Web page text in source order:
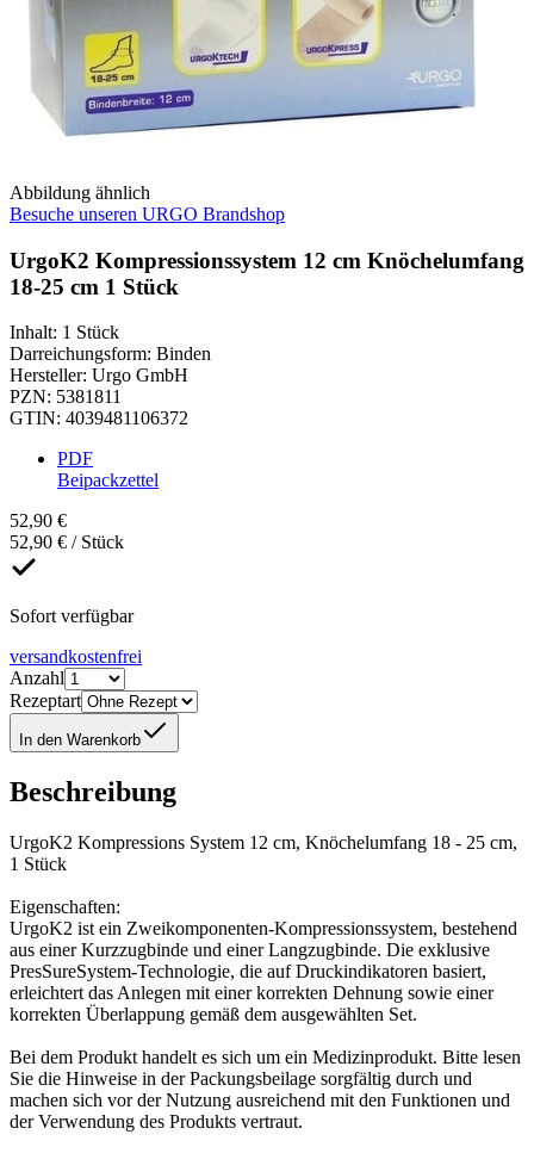
Abbildung ähnlich
Besuche unseren URGO Brandshop
UrgoK2 Kompressionssystem 12 cm Knöchelumfang
18-25 cm 1 Stück
Inhalt: 1 Stück
Darreichungsform: Binden
Hersteller: Urgo GmbH
PZN: 5381811
GTIN: 4039481106372
PDF
Beipackzettel
52,90 €
52,90 € / Stück
Sofort verfügbar
versandkostenfrei
Anzahl
Rezeptart
In den Warenkorb
Beschreibung
UrgoK2 Kompressions System 12 cm, Knöchelumfang 18 - 25 cm,
1 Stück
Eigenschaften:
UrgoK2 ist ein Zweikomponenten-Kompressionssystem, bestehend
aus einer Kurzzugbinde und einer Langzugbinde. Die exklusive
PresSureSystem-Technologie, die auf Druckindikatoren basiert,
erleichtert das Anlegen mit einer korrekten Dehnung sowie einer
korrekten Überlappung gemäß dem ausgewählten Set.
Bei dem Produkt handelt es sich um ein Medizinprodukt. Bitte lesen
Sie die Hinweise in der Packungsbeilage sorgfältig durch und
machen sich vor der Nutzung ausreichend mit den Funktionen und
der Verwendung des Produkts vertraut.